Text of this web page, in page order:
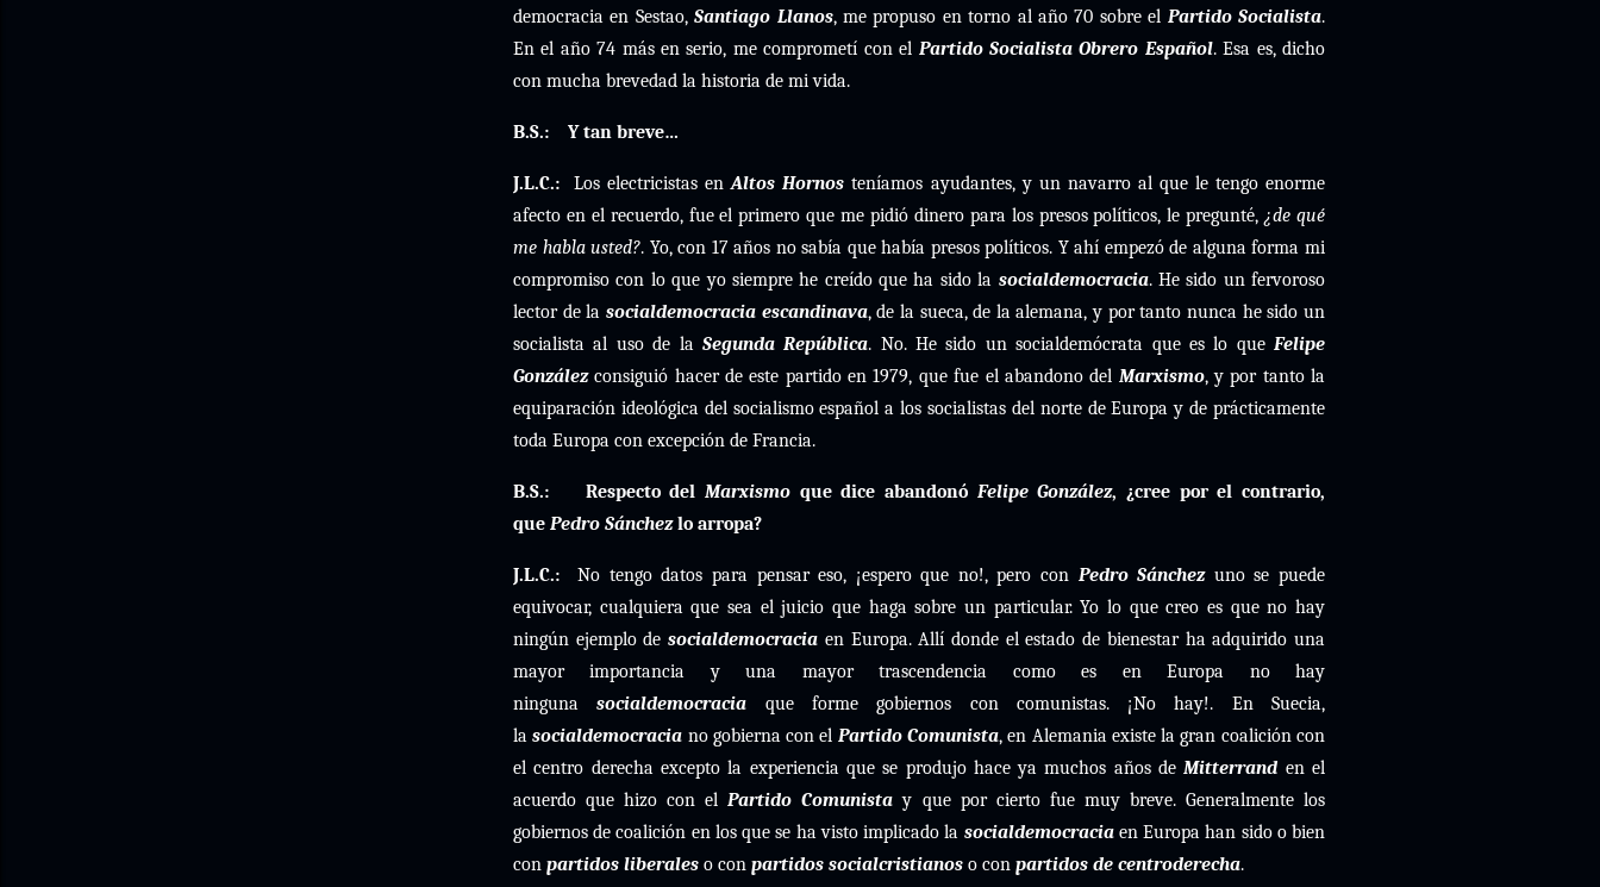
democracia en Sestao,Santiago Llanos, me propuso en torno al año 70 sobre el Partido Socialista.
En el año 74 más en serio, me comprometí con el Partido Socialista Obrero Español. Esa es, dicho
con mucha brevedad la historia de mi vida.
B.S.: Y tan breve…
J.L.C.: Los electricistas enAltos Hornos teníamos ayudantes, y un navarro al que le tengo enorme
afecto en el recuerdo, fue el primero que me pidió dinero para los presos políticos, le pregunté,¿de qué
me habla usted?. Yo, con 17 años no sabía que había presos políticos. Y ahí empezó de alguna forma mi
compromiso con lo que yo siempre he creído que ha sido la socialdemocracia. He sido un fervoroso
lector de la socialdemocracia escandinava, de la sueca, de la alemana, y por tanto nunca he sido un
socialista al uso de la Segunda República. No. He sido un socialdemócrata que es lo que Felipe
Gonzálezconsiguió hacer de este partido en 1979, que fue el abandono del Marxismo, y por tanto la
equiparación ideológica del socialismo español a los socialistas del norte de Europa y de prácticamente
toda Europa con excepción de Francia.
B.S.: Respecto delMarxismo que dice abandonó Felipe González, ¿cree por el contrario,
que Pedro Sánchezlo arropa?
J.L.C.: No tengo datos para pensar eso, ¡espero que no!, pero con Pedro Sánchezuno se puede
equivocar, cualquiera que sea el juicio que haga sobre un particular. Yo lo que creo es que no hay
ningún ejemplo desocialdemocracia en Europa. Allí donde el estado de bienestar ha adquirido una
mayor importancia y una mayor trascendencia como es en Europa no hay
ningunasocialdemocracia que forme gobiernos con comunistas. ¡No hay!. En Suecia,
lasocialdemocracia no gobierna con el Partido Comunista, en Alemania existe la gran coalición con
el centro derecha excepto la experiencia que se produjo hace ya muchos años deMitterrand en el
acuerdo que hizo con elPartido Comunista y que por cierto fue muy breve. Generalmente los
gobiernos de coalición en los que se ha visto implicado la socialdemocraciaen Europa han sido o bien
con partidos liberales o con partidos socialcristianos o con partidos de centroderecha.